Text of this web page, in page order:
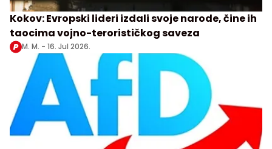
Kokov: Evropski lideri izdali svoje narode, čine ih
taocima vojno-terorističkog saveza
M. M. - 16. Jul 2026.